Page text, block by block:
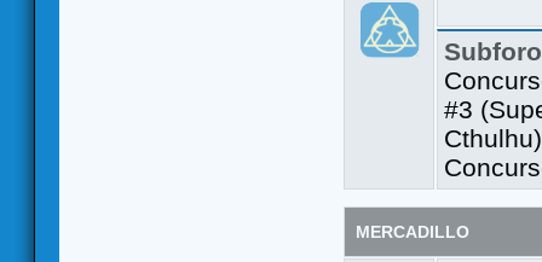
#3
Cthulhu)
MERCADILLO